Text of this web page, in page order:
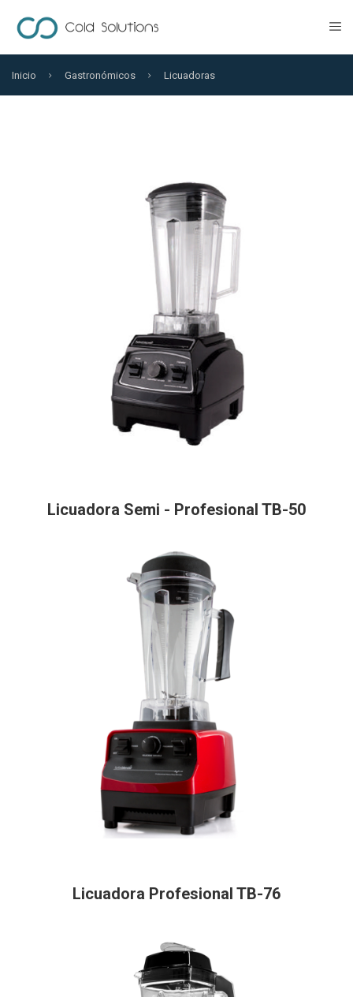
Inicio Gastronómicos Licuadoras
Licuadora Semi - Profesional TB-50
Licuadora Profesional TB-76